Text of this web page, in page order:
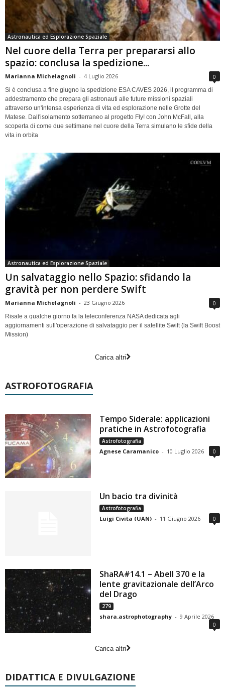
Astronautica ed Esplorazione Spaziale
Nel cuore della Terra per prepararsi allo
spazio: conclusa la spedizione...
Marianna Michelagnoli - 4 Luglio 2026 0
Si è conclusa a fine giugno la spedizione ESA CAVES 2026, il programma di
addestramento che prepara gli astronauti alle future missioni spaziali
attraverso un'intensa esperienza di vita ed esplorazione nelle Grotte del
Matese. Dall'isolamento sotterraneo al progetto Fly! con John McFall, alla
scoperta di come due settimane nel cuore della Terra simulano le sfide della
vita in orbita
Astronautica ed Esplorazione Spaziale
Un salvataggio nello Spazio: sfidando la
gravità per non perdere Swift
Marianna Michelagnoli - 23 Giugno 2026 0
Risale a qualche giorno fa la teleconferenza NASA dedicata agli
aggiornamenti sull'operazione di salvataggio per il satellite Swift (la Swift Boost
Mission)
Carica altri
ASTROFOTOGRAFIA
Tempo Siderale: applicazioni
pratiche in Astrofotografia
Astrofotografia
Agnese Caramanico - 10 Luglio 2026 0
Un bacio tra divinità
Astrofotografia
Luigi Civita (UAN) - 11 Giugno 2026 0
ShaRA#14.1 – Abell 370 e la
lente gravitazionale dell’Arco
del Drago
279
shara.astrophotography - 9 Aprile 2026
0
Carica altri
DIDATTICA E DIVULGAZIONE